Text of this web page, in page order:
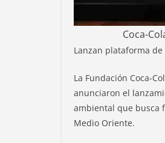
Coca-
Lanzan plataforma
La Fundación Coca-
anunciaron el
ambiental que busca
Medio Oriente.